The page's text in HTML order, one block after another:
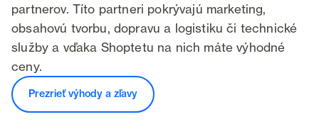
partnerov. Títo partneri pokrývajú marketing,
obsahovú tvorbu, dopravu a logistiku či technické
služby a vďaka Shoptetu na nich máte výhodné
ceny.
Prezrieť výhody a zľavy